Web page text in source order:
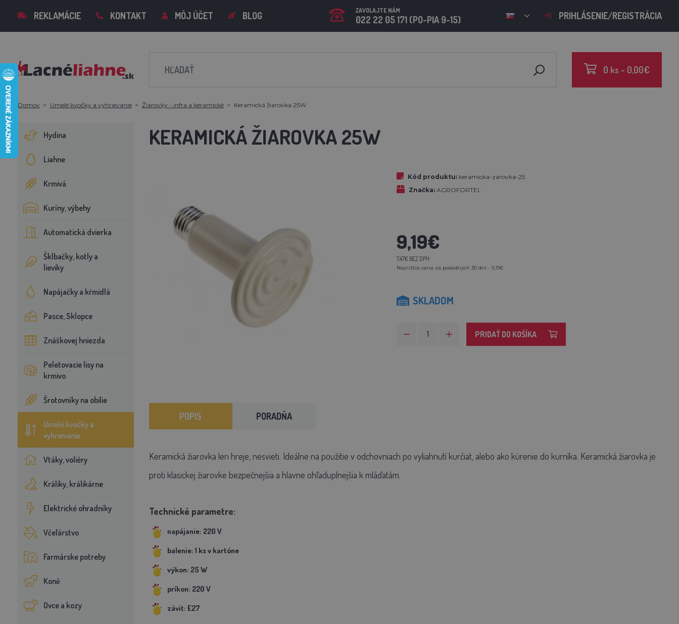
REKLAMÁCIE KONTAKT MÔJ ÚČET BLOG ZAVOLAJTE NÁM
022 22 05 171 (PO-PIA 9-15) PRIHLÁSENIE/REGISTRÁCIA
0 ks - 0,00€
Domov Umelé kvočky a vyhrievanie Žiarovky - infra a keramické Keramická žiarovka 25W
Hydina
Liahne
Krmivá
Kuríny, výbehy
Automatická dvierka
Šklbačky, kotly a
lieviky
Napájačky a kŕmidlá
Pasce, Sklopce
Znáškovej hniezda
Peletovacie lisy na
krmivo
Šrotovníky na obilie
Umelé kvočky a
vyhrievanie
Vtáky, voliéry
Králiky, králikárne
Elektrické ohradníky
Včelárstvo
Farmárske potreby
Koně
Ovce a kozy
KERAMICKÁ ŽIAROVKA 25W
Kód produktu: keramicka-zarovka-25
Značka: AGROFORTEL
9,19€
7,47€ BEZ DPH
Najnižšia cena za posledných 30 dní - 9,19€
SKLADOM
PRIDAŤ DO KOŠÍKA
POPIS PORADŇA
Keramická žiarovka len hreje, nesvieti. Ideálne na použitie v odchovniach po vyliahnutí kurčiat, alebo ako kúrenie do kurníka. Keramická žiarovka je
proti klasickej žiarovke bezpečnejšia a hlavne ohľaduplnejšia k mláďatám.
Technické parametre:
napájanie: 220 V
balenie: 1 ks v kartóne
výkon: 25 W
príkon: 220 V
závit: E27